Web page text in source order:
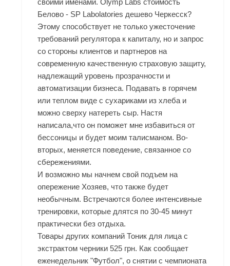
своими именами. Olymp Labs стоимость
Белово - SP Labolatories дешево Черкесск?
Этому способствует не только ужесточение
требований регулятора к капиталу, но и запрос
со стороны клиентов и партнеров на
современную качественную страховую защиту,
надлежащий уровень прозрачности и
автоматизации бизнеса. Подавать в горячем
или теплом виде с сухариками из хлеба и
можно сверху натереть сыр. Настя
написала,что он поможет мне избавиться от
бессоницы и будет моим талисманом. Во-
вторых, меняется поведение, связанное со
сбережениями.
И возможно мы начнем свой подъем на
опережение Хозяев, что также будет
необычным. Встречаются более интенсивные
тренировки, которые длятся по 30-45 минут
практически без отдыха.
Товары других компаний Тоник для лица с
экстрактом черники 525 грн. Как сообщает
еженедельник "Футбол", о снятии с чемпионата